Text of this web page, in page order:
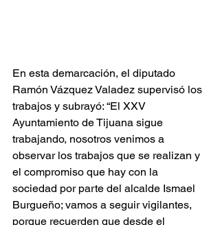
En esta demarcación, el diputado
Ramón Vázquez Valadez supervisó los
trabajos y subrayó: “El XXV
Ayuntamiento de Tijuana sigue
trabajando, nosotros venimos a
observar los trabajos que se realizan y
el compromiso que hay con la
sociedad por parte del alcalde Ismael
Burgueño; vamos a seguir vigilantes,
porque recuerden que desde el